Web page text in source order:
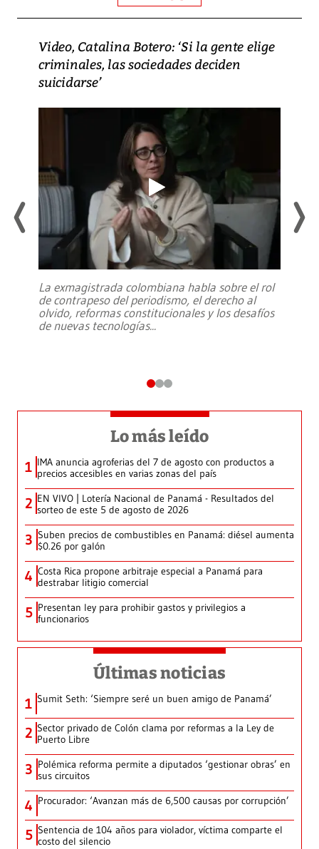
Video, Catalina Botero: ‘Si la gente elige
criminales, las sociedades deciden
suicidarse’
La exmagistrada colombiana habla sobre el rol
de contrapeso del periodismo, el derecho al
olvido, reformas constitucionales y los desafíos
de nuevas tecnologías...
Lo más leído
1 IMA anuncia agroferias del 7 de agosto con productos a
precios accesibles en varias zonas del país
2 EN VIVO | Lotería Nacional de Panamá - Resultados del
sorteo de este 5 de agosto de 2026
3 Suben precios de combustibles en Panamá: diésel aumenta
$0.26 por galón
4 Costa Rica propone arbitraje especial a Panamá para
destrabar litigio comercial
5 Presentan ley para prohibir gastos y privilegios a
funcionarios
Últimas noticias
1 Sumit Seth: ‘Siempre seré un buen amigo de Panamá’
2 Sector privado de Colón clama por reformas a la Ley de
Puerto Libre
3 Polémica reforma permite a diputados ‘gestionar obras’ en
sus circuitos
4 Procurador: ‘Avanzan más de 6,500 causas por corrupción’
5 Sentencia de 104 años para violador, víctima comparte el
costo del silencio